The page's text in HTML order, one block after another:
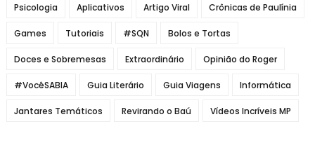
Psicologia Aplicativos Artigo Viral Crônicas de Paulínia
Games Tutoriais #SQN Bolos e Tortas
Doces e Sobremesas Extraordinário Opinião do Roger
#VocêSABIA Guia Literário Guia Viagens Informática
Jantares Temáticos Revirando o Baú Vídeos Incríveis MP